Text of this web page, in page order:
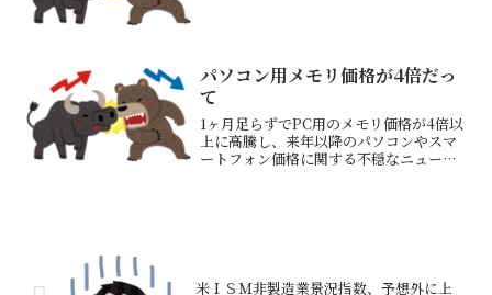
パソコン用メモリ価格が4倍だっ
て
1ヶ月足らずでPC用のメモリ価格が4倍以
上に高騰し、来年以降のパソコンやスマ
ートフォン価格に関する不穏なニュース
米ＩＳＭ非製造業景況指数、予想外に上